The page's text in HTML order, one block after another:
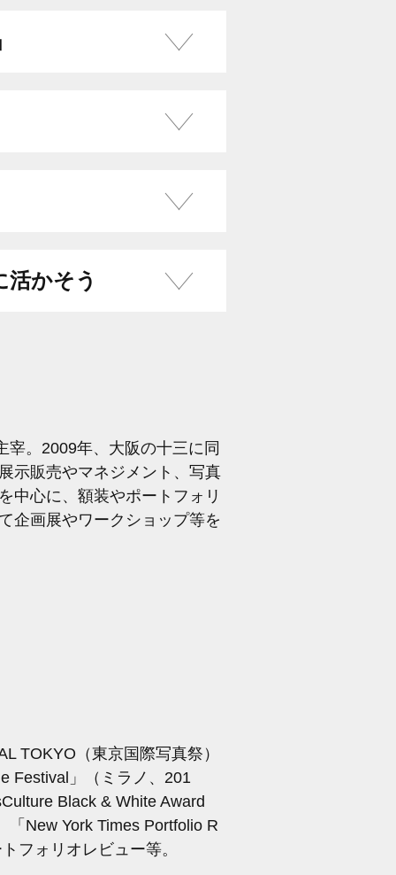
かそう
。2009年、大阪の十三に同
示販売やマネジメント、写真
中心に、額装やポートフォリ
企画展やワークショップ等を
TOKYO（東京国際写真祭）
Festival」（ミラノ、201
Black & White Award
New York Times Portfolio R
フォリオレビュー等。